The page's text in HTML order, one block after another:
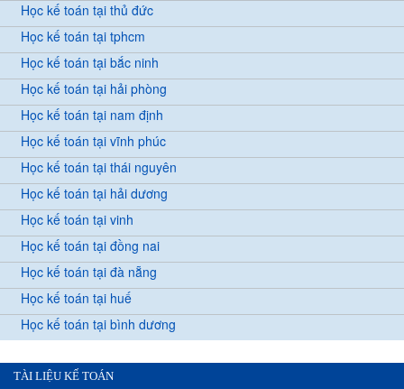
Học kế toán tại thủ đức
Học kế toán tại tphcm
Học kế toán tại bắc ninh
Học kế toán tại hải phòng
Học kế toán tại nam định
Học kế toán tại vĩnh phúc
Học kế toán tại thái nguyên
Học kế toán tại hải dương
Học kế toán tại vinh
Học kế toán tại đồng nai
Học kế toán tại đà nẵng
Học kế toán tại huế
Học kế toán tại bình dương
TÀI LIỆU KẾ TOÁN